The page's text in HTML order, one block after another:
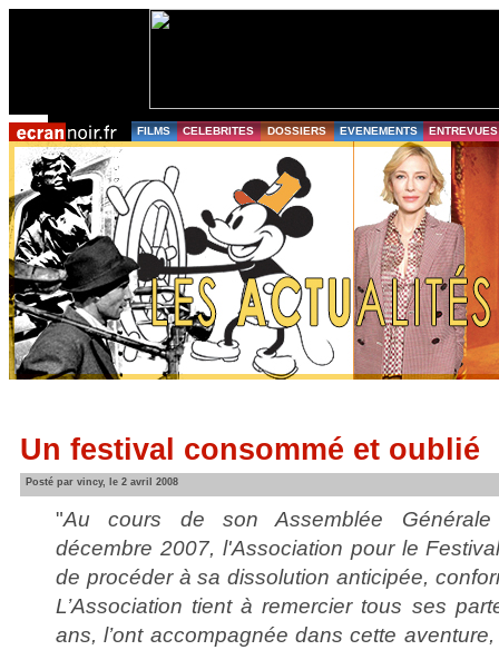
FILMS CELEBRITES DOSSIERS EVENEMENTS ENTREVUES
Un festival consommé et oublié
Posté par vincy, le 2 avril 2008
"Au cours de son Assemblée
décembre 2007, l'Association pour le
de procéder à sa dissolution anticipée,
L’Association tient à remercier tous ses
ans, l’ont accompagnée dans cette